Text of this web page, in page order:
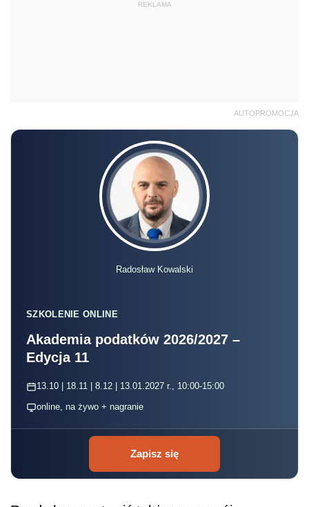
REKLAMA
AUTOPROMOCJA
Radosław Kowalski
SZKOLENIE ONLINE
Akademia podatków 2026/2027 –
Edycja 11
13.10 | 18.11 | 8.12 | 13.01.2027 r., 10:00-15:00
online, na żywo + nagranie
Zapisz się